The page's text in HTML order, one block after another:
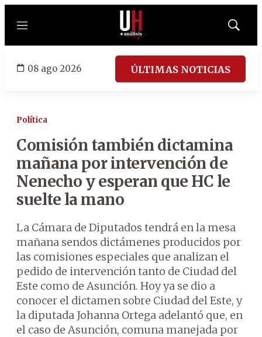
Menú
Mostrar
08 ago 2026 ÚLTIMAS NOTICIAS
Política
Comisión también dictamina
mañana por intervención de
Nenecho y esperan que HC le
suelte la mano
La Cámara de Diputados tendrá en la mesa
mañana sendos dictámenes producidos por
las comisiones especiales que analizan el
pedido de intervención tanto de Ciudad del
Este como de Asunción. Hoy ya se dio a
conocer el dictamen sobre Ciudad del Este, y
la diputada Johanna Ortega adelantó que, en
el caso de Asunción, comuna manejada por